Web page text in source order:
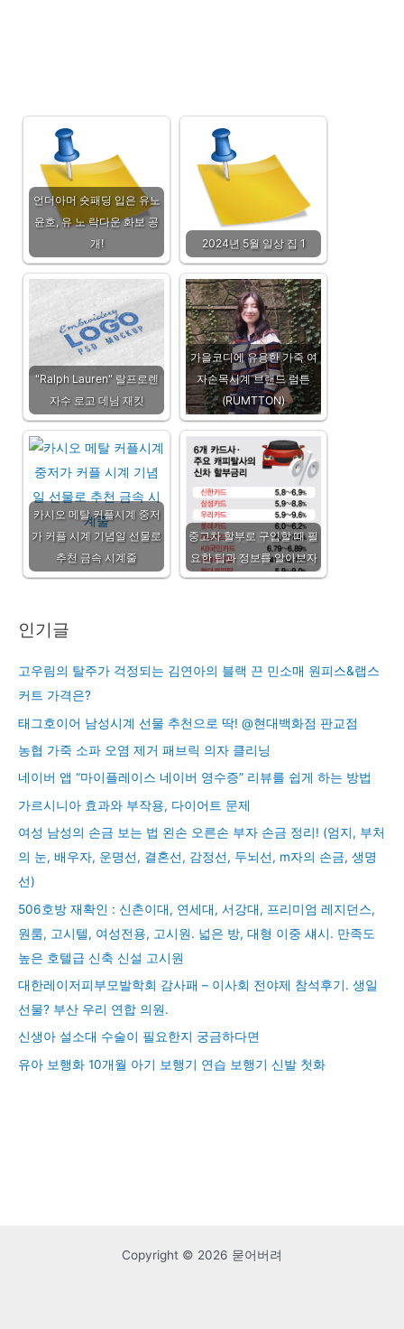
언더아머 숏패딩 입은 유노
윤호, 유 노 락다운 화보 공
개!
2024년 5월 일상 집 1
"Ralph Lauren" 랄프로렌
자수 로고 데님 재킷
가을코디에 유용한 가죽 여
자손목시계 브랜드 럼튼
(RUMTTON)
카시오 메탈 커플시계 중저
가 커플 시계 기념일 선물로
추천 금속 시계줄
중고차 할부로 구입할 때 필
요한 팁과 정보를 알아보자
인기글
고우림의 탈주가 걱정되는 김연아의 블랙 끈 민소매 원피스&랩스
커트 가격은?
태그호이어 남성시계 선물 추천으로 딱! @현대백화점 판교점
농협 가죽 소파 오염 제거 패브릭 의자 클리닝
네이버 앱 “마이플레이스 네이버 영수증” 리뷰를 쉽게 하는 방법
가르시니아 효과와 부작용, 다이어트 문제
여성 남성의 손금 보는 법 왼손 오른손 부자 손금 정리! (엄지, 부처
의 눈, 배우자, 운명선, 결혼선, 감정선, 두뇌선, m자의 손금, 생명
선)
506호방 재확인 : 신촌이대, 연세대, 서강대, 프리미엄 레지던스,
원룸, 고시텔, 여성전용, 고시원. 넓은 방, 대형 이중 섀시. 만족도
높은 호텔급 신축 신설 고시원
대한레이저피부모발학회 감사패 – 이사회 전야제 참석후기. 생일
선물? 부산 우리 연합 의원.
신생아 설소대 수술이 필요한지 궁금하다면
유아 보행화 10개월 아기 보행기 연습 보행기 신발 첫화
Copyright © 2026 묻어버려